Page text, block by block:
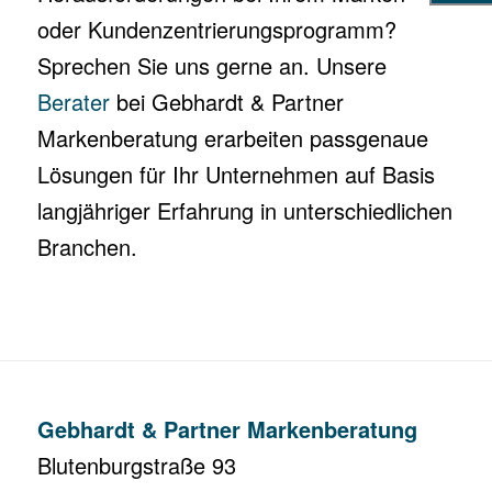
oder Kundenzentrierungsprogramm?
Sprechen Sie uns gerne an. Unsere
Beraterbei Gebhardt & Partner
Markenberatung erarbeiten passgenaue
Lösungen für Ihr Unternehmen auf Basis
langjähriger Erfahrung in unterschiedlichen
Branchen.
Gebhardt & Partner Markenberatung
Blutenburgstraße 93